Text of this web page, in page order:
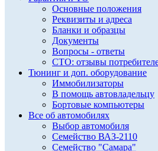
Основные положения
Реквизиты и адреса
Бланки и образцы
Документы
Вопросы - ответы
СТО: отзывы
Тюнинг и доп. оборудование
Иммобилизаторы
В помощь автовладельцу
Бортовые компьютеры
Все об автомобилях
Выбор автомобиля
Семейство ВАЗ-2110
Семейство "Самара"